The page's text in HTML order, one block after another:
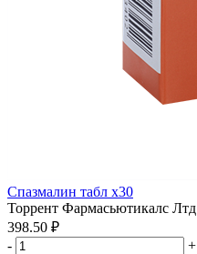
Спазмалин табл x30
Торрент Фармасьютикалс Лтд
398.50 ₽
-
+